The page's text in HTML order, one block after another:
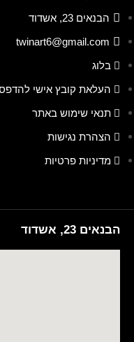
הבנאים 23, אשדוד
twinart6@gmail.com
בלוג
העלאת קובץ אישי
תנאי שימוש באתר
הצהרת נגישות
מדיניות פרטיות
הבנאים 23, אשדוד